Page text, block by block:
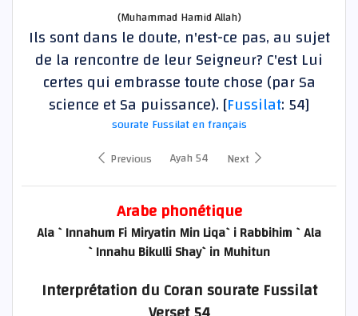
(Muhammad Hamid Allah)
Ils sont dans le doute, n'est-ce pas, au sujet
de la rencontre de leur Seigneur? C'est Lui
certes qui embrasse toute chose (par Sa
science et Sa puissance). [Fussilat: 54]
sourate Fussilat en français
Previous
Ayah 54 Next
Arabe phonétique
Ala `Innahum Fi Miryatin Min Liqa`i Rabbihim `Ala
`Innahu Bikulli Shay`in Muhitun
Interprétation du Coran sourate Fussilat